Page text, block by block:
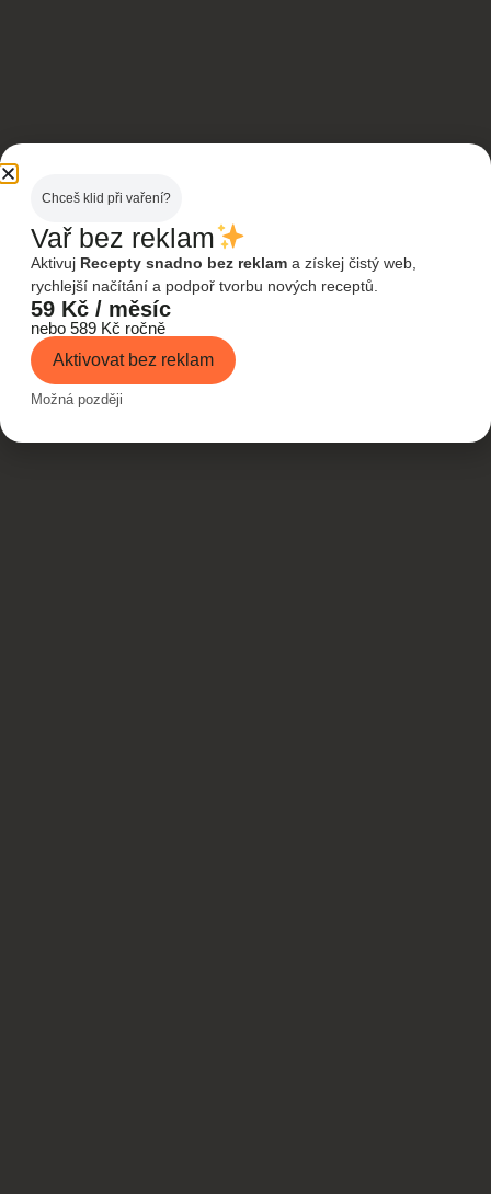
Chceš klid při vaření?
Vař bez reklam
Aktivuj Recepty snadno bez reklam a získej čistý web,
rychlejší načítání a podpoř tvorbu nových receptů.
59 Kč / měsíc
nebo 589 Kč ročně
Aktivovat bez reklam
Možná později